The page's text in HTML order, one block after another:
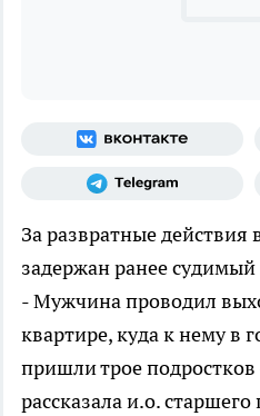
За развратные
задержан ранее судимый
- Мужчина проводил
квартире, куда к нему в
пришли трое подростков
рассказала и.о.